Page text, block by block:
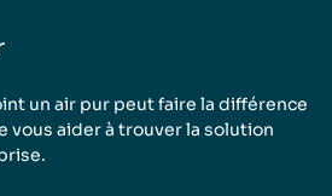
un air pur peut faire la différence
vous aider à trouver la solution